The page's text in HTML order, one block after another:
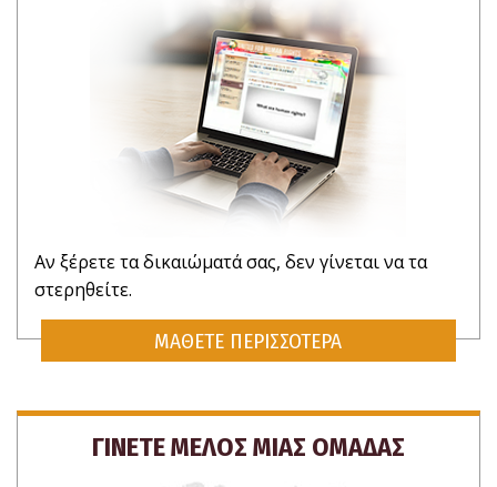
Αν ξέρετε τα δικαιώματά σας, δεν γίνεται να τα
στερηθείτε.
ΜΑΘΕΤΕ ΠΕΡΙΣΣΟΤΕΡΑ
ΓΙΝΕΤΕ ΜΕΛΟΣ ΜΙΑΣ ΟΜΑΔΑΣ